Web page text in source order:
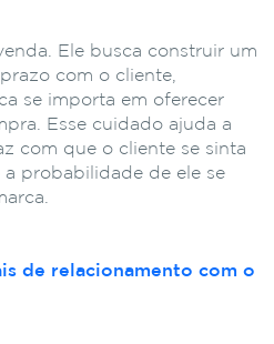
Ele busca construir um
com o cliente,
se importa em oferecer
Esse cuidado ajuda a
com que o cliente se sinta
probabilidade de ele se
de relacionamento com o